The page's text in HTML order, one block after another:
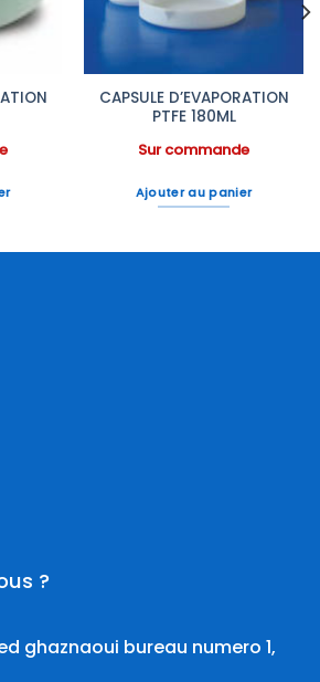
CAPSULE D’EVAPORATION
PTFE 180ML
Sur commande
Ajouter au panier
?
ghaznaoui bureau numero 1,